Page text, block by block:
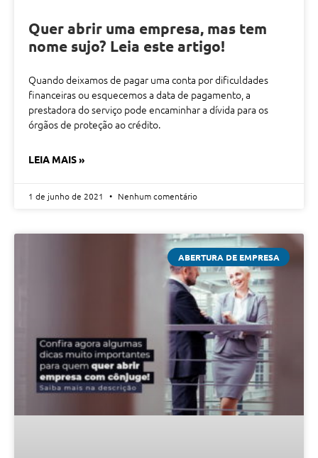
Quer abrir uma empresa, mas tem
nome sujo? Leia este artigo!
Quando deixamos de pagar uma conta por dificuldades
financeiras ou esquecemos a data de pagamento, a
prestadora do serviço pode encaminhar a dívida para os
órgãos de proteção ao crédito.
LEIA MAIS »
1 de junho de 2021 Nenhum comentário
ABERTURA DE EMPRESA